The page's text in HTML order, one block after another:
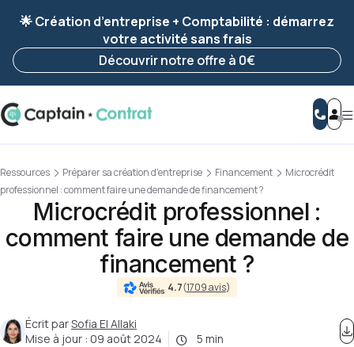
enregistrée 🚀
Reprendre ma démarche
🌟 Création d’entreprise + Comptabilité : démarrez
votre activité sans frais
Découvrir notre offre à 0€
Ressources Préparer sa création d'entreprise Financement
Microcrédit
professionnel : comment faire une demande de financement ?
Microcrédit professionnel :
comment faire une demande de
financement ?
4.7(1709 avis)
Écrit parSofia El Allaki
Mise à jour : 09 août 2024 5 min